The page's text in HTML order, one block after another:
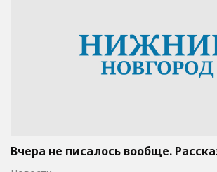
Вчера не писалось вообще.